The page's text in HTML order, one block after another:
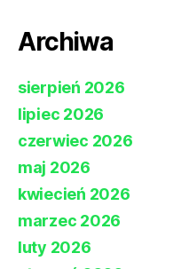
Archiwa
sierpień 2026
lipiec 2026
czerwiec 2026
maj 2026
kwiecień 2026
marzec 2026
luty 2026